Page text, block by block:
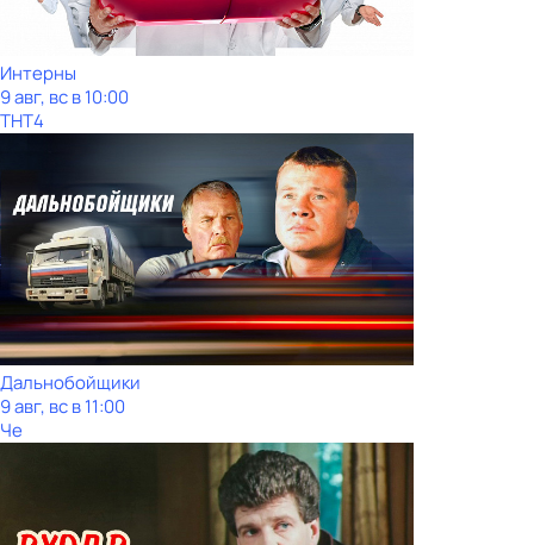
Интерны
9 авг, вс в 10:00
ТНТ4
Дальнобойщики
9 авг, вс в 11:00
Че